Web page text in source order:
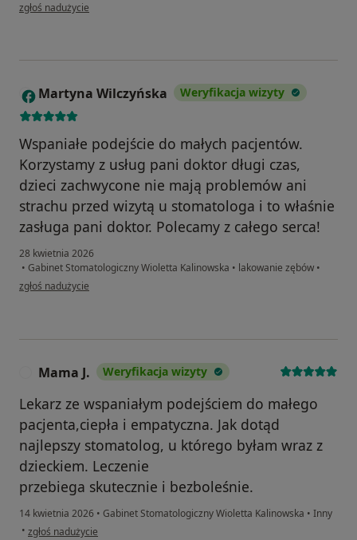
zgłoś nadużycie
M Martyna Wilczyńska Weryfikacja wizyty
Wspaniałe podejście do małych pacjentów.
Korzystamy z usług pani doktor długi czas,
dzieci zachwycone nie mają problemów ani
strachu przed wizytą u stomatologa i to właśnie
zasługa pani doktor. Polecamy z całego serca!
28 kwietnia 2026
• Gabinet Stomatologiczny Wioletta Kalinowska • lakowanie zębów •
w opinii użytkownika Martyna Wilczyńska
zgłoś nadużycie
Mama J. Weryfikacja wizyty
Lekarz ze wspaniałym podejściem do małego
pacjenta,ciepła i empatyczna. Jak dotąd
najlepszy stomatolog, u którego byłam wraz z
dzieckiem. Leczenie
przebiega skutecznie i bezboleśnie.
14 kwietnia 2026 • Gabinet Stomatologiczny Wioletta Kalinowska • Inny
• w opinii użytkownika Mama J.
zgłoś nadużycie